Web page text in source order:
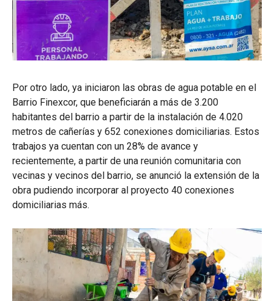
Por otro lado, ya iniciaron las obras de agua potable en el
Barrio Finexcor, que beneficiarán a más de 3.200
habitantes del barrio a partir de la instalación de 4.020
metros de cañerías y 652 conexiones domiciliarias. Estos
trabajos ya cuentan con un 28% de avance y
recientemente, a partir de una reunión comunitaria con
vecinas y vecinos del barrio, se anunció la extensión de la
obra pudiendo incorporar al proyecto 40 conexiones
domiciliarias más.